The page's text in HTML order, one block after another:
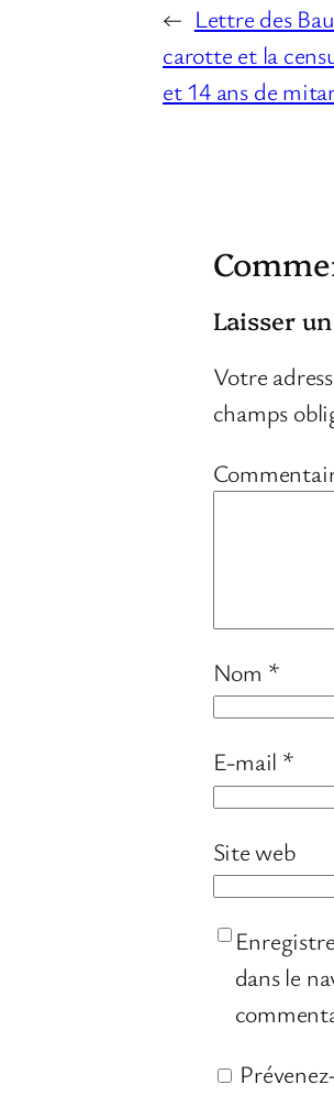
← Lettre des
carotte et la
et 14 ans de
Laisser
Votre
champs
Nom *
E-mail *
Site web
dans le